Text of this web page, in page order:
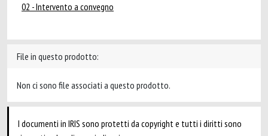
02 - Intervento a convegno
File in questo prodotto:
Non ci sono file associati a questo prodotto.
I documenti in IRIS sono protetti da copyright e tutti i diritti sono